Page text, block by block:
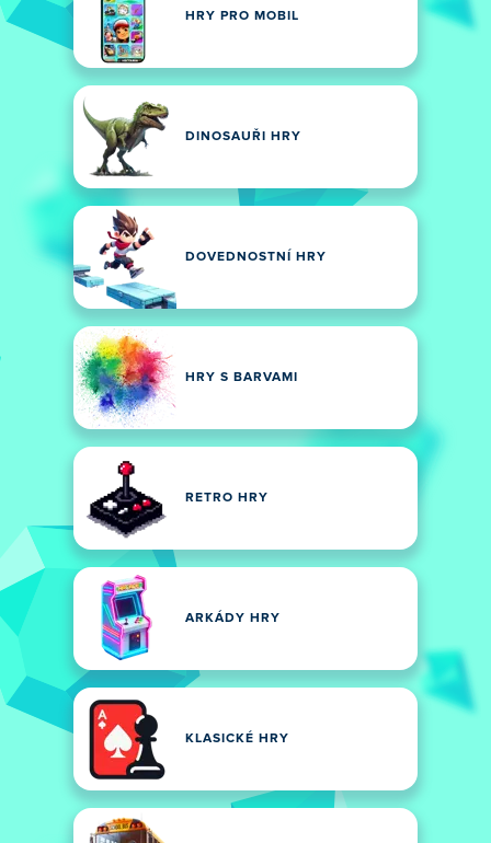
HRY PRO MOBIL
DINOSAUŘI HRY
DOVEDNOSTNÍ HRY
HRY S BARVAMI
RETRO HRY
ARKÁDY HRY
KLASICKÉ HRY